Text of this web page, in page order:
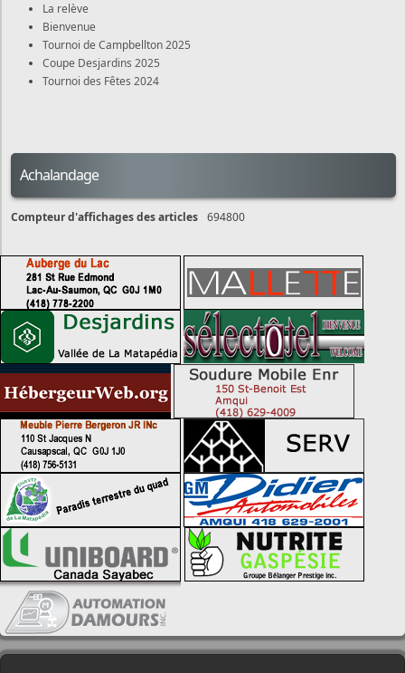
La relève
Bienvenue
Tournoi de Campbellton 2025
Coupe Desjardins 2025
Tournoi des Fêtes 2024
Achalandage
Compteur d'affichages des articles 694800